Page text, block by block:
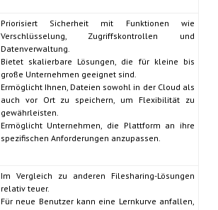
Priorisiert Sicherheit mit Funktionen wie
Verschlüsselung, Zugriffskontrollen und
Datenverwaltung.
Bietet skalierbare Lösungen, die für kleine bis
große Unternehmen geeignet sind.
Ermöglicht Ihnen, Dateien sowohl in der Cloud als
auch vor Ort zu speichern, um Flexibilität zu
gewährleisten.
Ermöglicht Unternehmen, die Plattform an ihre
spezifischen Anforderungen anzupassen.
Im Vergleich zu anderen Filesharing-Lösungen
relativ teuer.
Für neue Benutzer kann eine Lernkurve anfallen,